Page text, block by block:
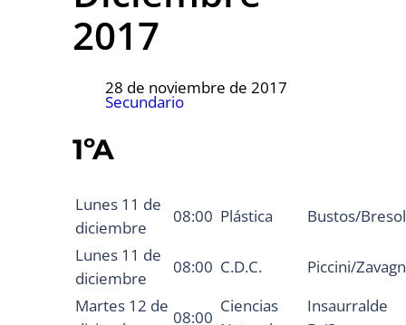
2017
28 de noviembre de 2017
Secundario
1ºA
Lunes 11 de
diciembre
08:00 Plástica
Bustos/
Lunes 11 de
diciembre
08:00 C.D.C.
Piccini/
Martes 12 de
08:00
Ciencias
Insaurralde